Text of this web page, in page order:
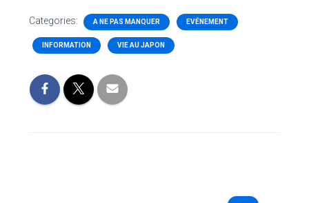
Categories: A NE PAS MANQUER EVÉNEMENT
INFORMATION VIE AU JAPON